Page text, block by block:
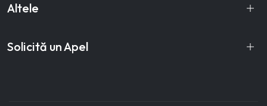
Altele
Solicită un Apel